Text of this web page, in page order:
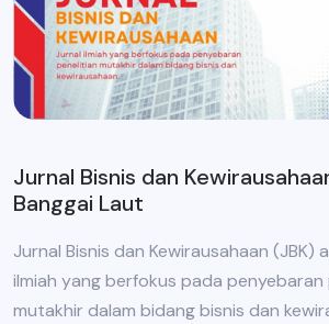
Jurnal Bisnis dan
Banggai Laut
Jurnal Bisnis dan Kewirausahaan (JBK)
ilmiah yang berfokus pada penyebaran
mutakhir dalam bidang bisnis dan